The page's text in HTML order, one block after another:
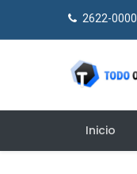
2622-0000​
Inicio